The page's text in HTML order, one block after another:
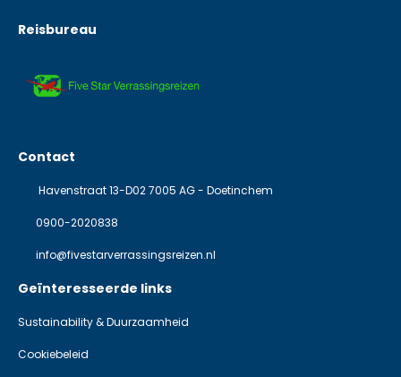
Reisbureau
Contact
Havenstraat 13-D02 7005 AG - Doetinchem
0900-2020838
info@fivestarverrassingsreizen.nl
Geïnteresseerde links
Sustainability & Duurzaamheid
Cookiebeleid